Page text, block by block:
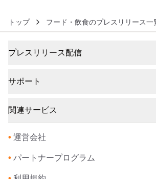
トップ フード・飲食のプレスリリース一
プレスリリース配信
サポート
関連サービス
• 運営会社
• パートナープログラム